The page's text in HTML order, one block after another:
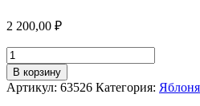
2 200,00 ₽
Количество
товара
Яблоня
сорт
В корзину
Артикул: 63526 Категория: Яблоня